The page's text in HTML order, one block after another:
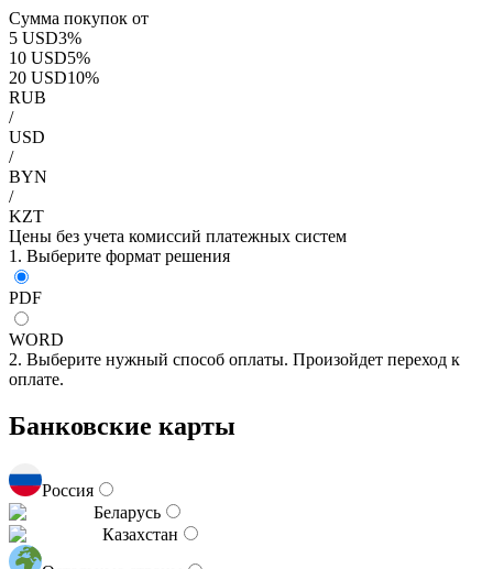
Сумма покупок от
5 USD3%
10 USD5%
20 USD10%
RUB
/
USD
/
BYN
/
KZT
Цены без учета комиссий платежных систем
1. Выберите формат решения
PDF
WORD
2. Выберите нужный способ оплаты. Произойдет переход к
оплате.
Банковские карты
Россия
Беларусь
Казахстан